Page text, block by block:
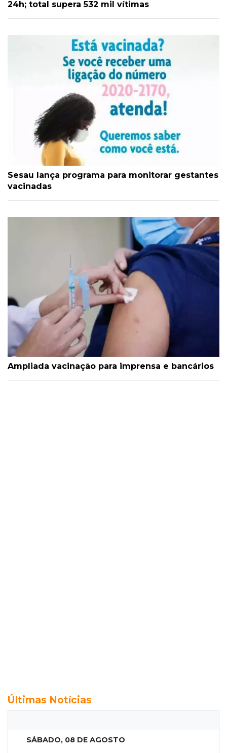
24h; total supera 532 mil vítimas
Sesau lança programa para monitorar gestantes
vacinadas
Ampliada vacinação para imprensa e bancários
Últimas Notícias
SÁBADO, 08 DE AGOSTO